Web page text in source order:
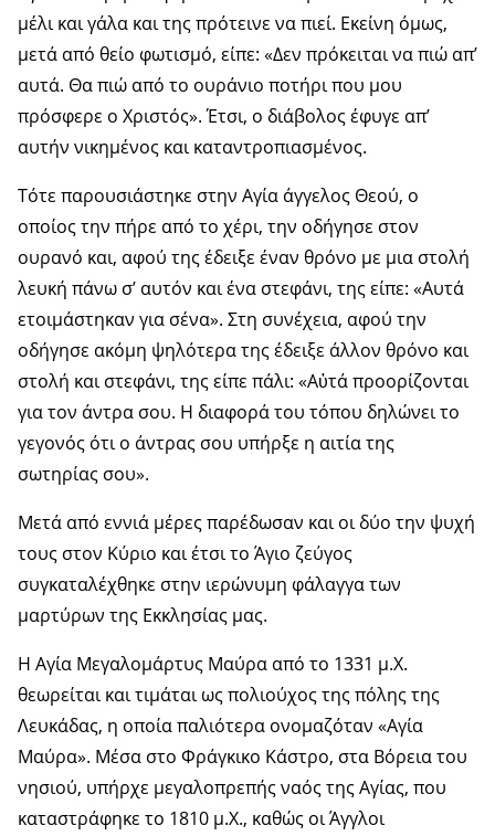
μέλι και γάλα και της πρότεινε να πιεί. Εκείνη όμως,
μετά από θείο φωτισμό, είπε: «Δεν πρόκειται να πιώ απ’
αυτά. Θα πιώ από το ουράνιο ποτήρι που μου
πρόσφερε ο Χριστός». Έτσι, ο διάβολος έφυγε απ’
αυτήν νικημένος και καταντροπιασμένος.
Τότε παρουσιάστηκε στην Αγία άγγελος Θεού, ο
οποίος την πήρε από το χέρι, την οδήγησε στον
ουρανό και, αφού της έδειξε έναν θρόνο με μια στολή
λευκή πάνω σ’ αυτόν και ένα στεφάνι, της είπε: «Αυτά
ετοιμάστηκαν για σένα». Στη συνέχεια, αφού την
οδήγησε ακόμη ψηλότερα της έδειξε άλλον θρόνο και
στολή και στεφάνι, της είπε πάλι: «Αὐτά προορίζονται
για τον άντρα σου. Η διαφορά του τόπου δηλώνει το
γεγονός ότι ο άντρας σου υπήρξε η αιτία της
σωτηρίας σου».
Μετά από εννιά μέρες παρέδωσαν και οι δύο την ψυχή
τους στον Κύριο και έτσι το Άγιο ζεύγος
συγκαταλέχθηκε στην ιερώνυμη φάλαγγα των
μαρτύρων της Εκκλησίας μας.
Η Αγία Μεγαλομάρτυς Μαύρα από το 1331 μ.Χ.
θεωρείται και τιμάται ως πολιούχος της πόλης της
Λευκάδας, η οποία παλιότερα ονομαζόταν «Αγία
Μαύρα». Μέσα στο Φράγκικο Κάστρο, στα Βόρεια του
νησιού, υπήρχε μεγαλοπρεπής ναός της Αγίας, που
καταστράφηκε το 1810 μ.Χ., καθώς οι Άγγλοι